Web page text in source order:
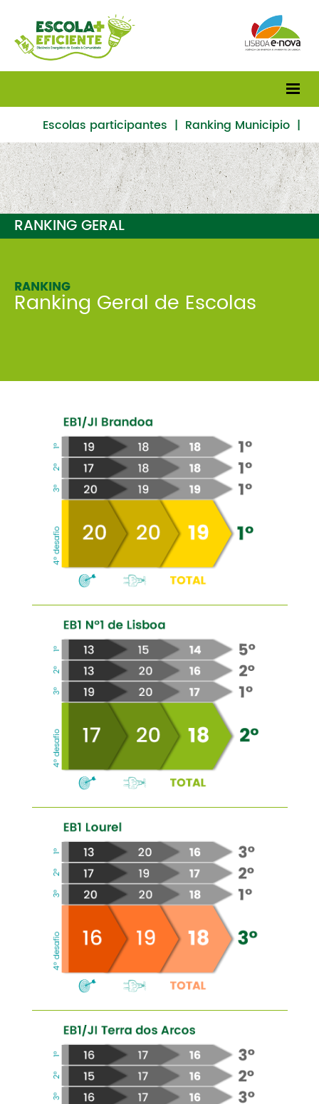
Escolas participantes | Ranking Municipio |
Ranking Geral
RANKING GERAL
RANKING
Ranking Geral de Escolas